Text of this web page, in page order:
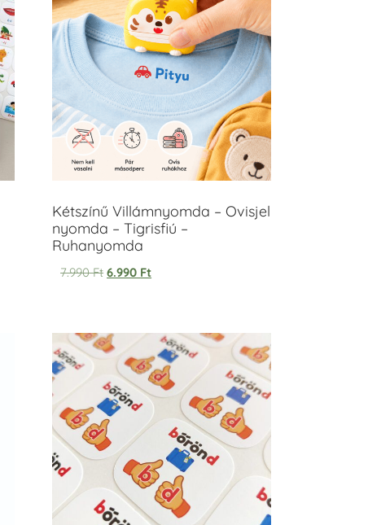
Kétszínű Villámnyomda – Ovisjel
nyomda – Tigrisfiú –
Ruhanyomda
7.990Ft 6.990 Ft